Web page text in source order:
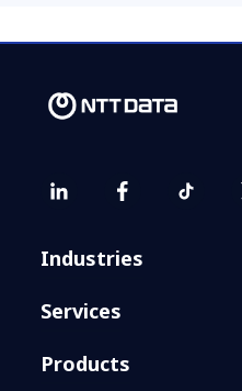
Industries
Services
Products